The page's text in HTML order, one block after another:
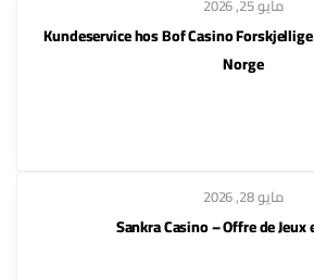
Kundeservice hos Bof Casino
Norge
مايو 28, 2026
Sankra Casino – Offre de Jeux